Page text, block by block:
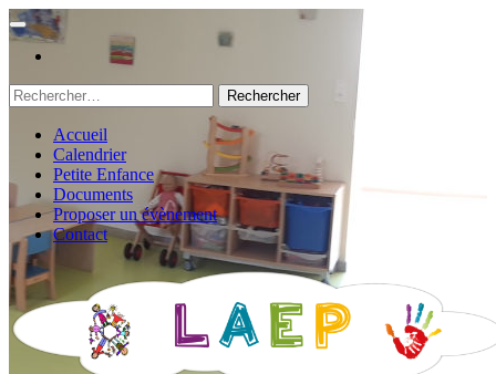
Rechercher :
Accueil
Calendrier
Petite Enfance
Documents
Proposer un évènement
Contact